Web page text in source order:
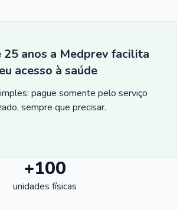
25 anos a Medprev facilita
acesso à saúde
pague somente pelo serviço
sempre que precisar.
+100
unidades físicas